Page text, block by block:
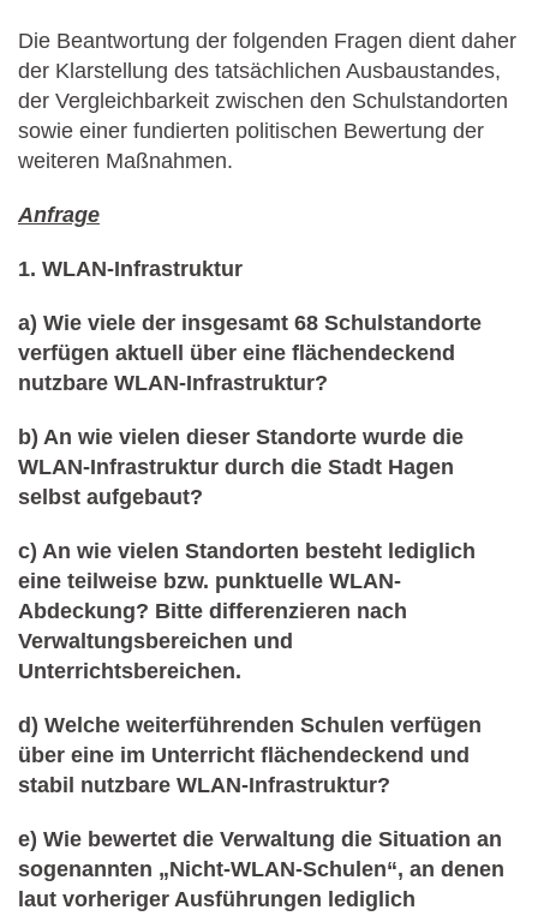
Die Beantwortung der folgenden Fragen dient daher
der Klarstellung des tatsächlichen Ausbaustandes,
der Vergleichbarkeit zwischen den Schulstandorten
sowie einer fundierten politischen Bewertung der
weiteren Maßnahmen.
Anfrage
1. WLAN-Infrastruktur
a) Wie viele der insgesamt 68 Schulstandorte
verfügen aktuell über eine flächendeckend
nutzbare WLAN-Infrastruktur?
b) An wie vielen dieser Standorte wurde die
WLAN-Infrastruktur durch die Stadt Hagen
selbst aufgebaut?
c) An wie vielen Standorten besteht lediglich
eine teilweise bzw. punktuelle WLAN-
Abdeckung? Bitte differenzieren nach
Verwaltungsbereichen und
Unterrichtsbereichen.
d) Welche weiterführenden Schulen verfügen
über eine im Unterricht flächendeckend und
stabil nutzbare WLAN-Infrastruktur?
e) Wie bewertet die Verwaltung die Situation an
sogenannten „Nicht-WLAN-Schulen“, an denen
laut vorheriger Ausführungen lediglich